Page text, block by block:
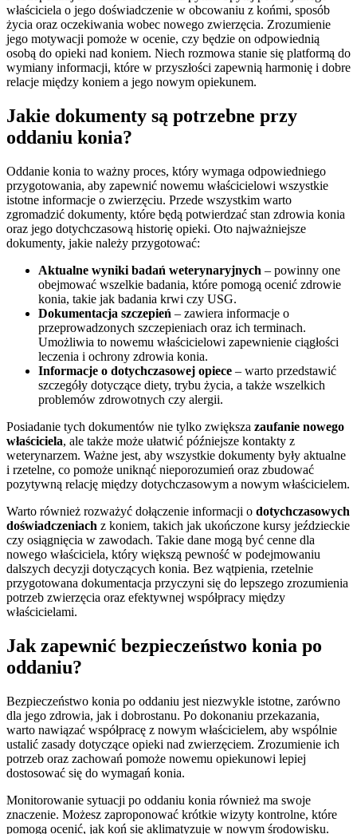
właściciela o jego doświadczenie w obcowaniu z końmi, sposób
życia oraz oczekiwania wobec nowego zwierzęcia. Zrozumienie
jego motywacji pomoże w ocenie, czy będzie on odpowiednią
osobą do opieki nad koniem. Niech rozmowa stanie się platformą do
wymiany informacji, które w przyszłości zapewnią harmonię i dobre
relacje między koniem a jego nowym opiekunem.
Jakie dokumenty są potrzebne przy
oddaniu konia?
Oddanie konia to ważny proces, który wymaga odpowiedniego
przygotowania, aby zapewnić nowemu właścicielowi wszystkie
istotne informacje o zwierzęciu. Przede wszystkim warto
zgromadzić dokumenty, które będą potwierdzać stan zdrowia konia
oraz jego dotychczasową historię opieki. Oto najważniejsze
dokumenty, jakie należy przygotować:
Aktualne wyniki badań weterynaryjnych – powinny one
obejmować wszelkie badania, które pomogą ocenić zdrowie
konia, takie jak badania krwi czy USG.
Dokumentacja szczepień – zawiera informacje o
przeprowadzonych szczepieniach oraz ich terminach.
Umożliwia to nowemu właścicielowi zapewnienie ciągłości
leczenia i ochrony zdrowia konia.
Informacje o dotychczasowej opiece – warto przedstawić
szczegóły dotyczące diety, trybu życia, a także wszelkich
problemów zdrowotnych czy alergii.
Posiadanie tych dokumentów nie tylko zwiększa zaufanie nowego
właściciela, ale także może ułatwić późniejsze kontakty z
weterynarzem. Ważne jest, aby wszystkie dokumenty były aktualne
i rzetelne, co pomoże uniknąć nieporozumień oraz zbudować
pozytywną relację między dotychczasowym a nowym właścicielem.
Warto również rozważyć dołączenie informacji o dotychczasowych
doświadczeniach z koniem, takich jak ukończone kursy jeździeckie
czy osiągnięcia w zawodach. Takie dane mogą być cenne dla
nowego właściciela, który większą pewność w podejmowaniu
dalszych decyzji dotyczących konia. Bez wątpienia, rzetelnie
przygotowana dokumentacja przyczyni się do lepszego zrozumienia
potrzeb zwierzęcia oraz efektywnej współpracy między
właścicielami.
Jak zapewnić bezpieczeństwo konia po
oddaniu?
Bezpieczeństwo konia po oddaniu jest niezwykle istotne, zarówno
dla jego zdrowia, jak i dobrostanu. Po dokonaniu przekazania,
warto nawiązać współpracę z nowym właścicielem, aby wspólnie
ustalić zasady dotyczące opieki nad zwierzęciem. Zrozumienie ich
potrzeb oraz zachowań pomoże nowemu opiekunowi lepiej
dostosować się do wymagań konia.
Monitorowanie sytuacji po oddaniu konia również ma swoje
znaczenie. Możesz zaproponować krótkie wizyty kontrolne, które
pomogą ocenić, jak koń się aklimatyzuje w nowym środowisku.